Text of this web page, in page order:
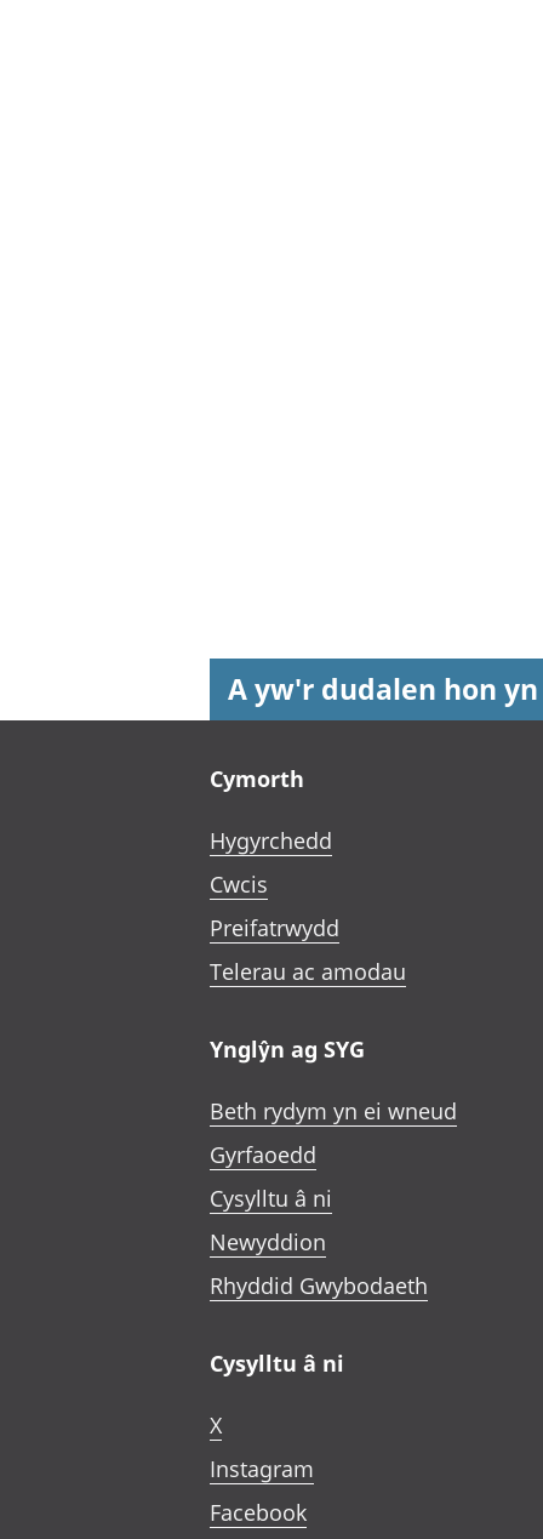
A yw'r dudalen hon
Cymorth
Hygyrchedd
Cwcis
Preifatrwydd
Telerau ac amodau
Ynglŷn ag SYG
Beth rydym yn ei wneud
Gyrfaoedd
Cysylltu â ni
Newyddion
Rhyddid Gwybodaeth
Cysylltu â ni
X
Instagram
Facebook